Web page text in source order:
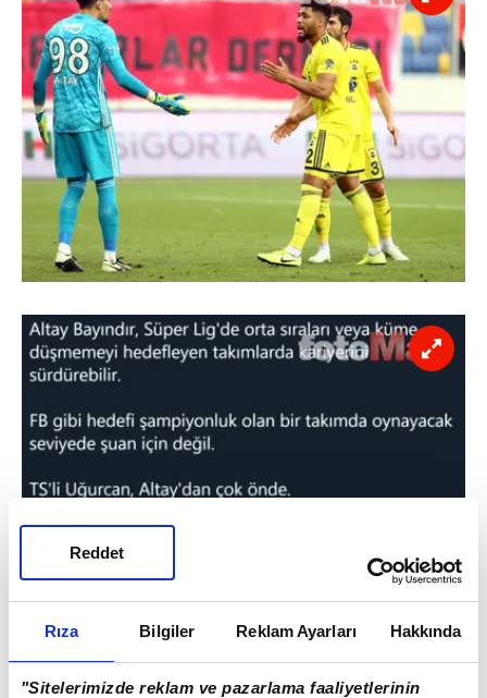
Rıza Bilgiler Reklam Ayarları Hakkında
"Sitelerimizde reklam ve pazarlama faaliyetlerinin
Reddet